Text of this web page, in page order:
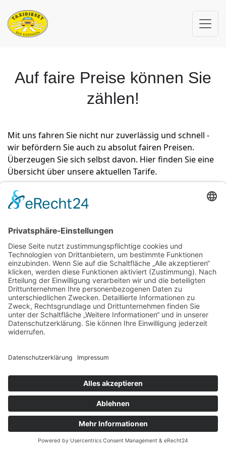
Auf faire Preise können Sie
zählen!
Mit uns fahren Sie nicht nur zuverlässig und schnell -
wir befördern Sie auch zu absolut fairen Preisen.
Überzeugen Sie sich selbst davon. Hier finden Sie eine
Übersicht über unsere aktuellen Tarife.
Offizielle Taxitarifordnung herunterladen
Kontakt
Impressum
Datenschutz
Made by Web Design Agentur Surfgreen aus